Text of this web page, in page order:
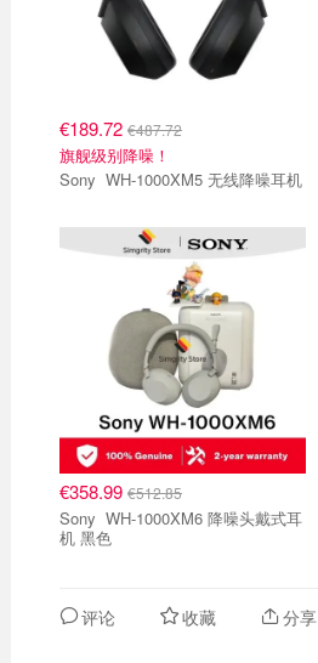
€189.72 €487.72
旗舰级别降噪！
Sony WH-1000XM5 无线降噪耳机
€358.99 €512.85
Sony WH-1000XM6 降噪头戴式耳
机 黑色
评论 收藏 分享